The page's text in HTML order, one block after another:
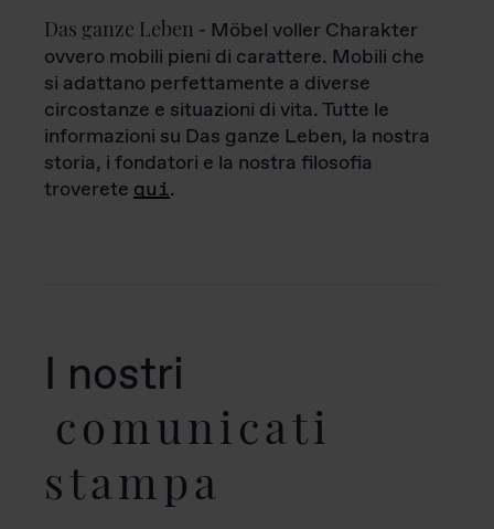
Das ganze Leben - Möbel voller Charakter
ovvero mobili pieni di carattere. Mobili che
si adattano perfettamente a diverse
circostanze e situazioni di vita. Tutte le
informazioni su Das ganze Leben, la nostra
storia, i fondatori e la nostra filosofia
troverete qui.
I nostri
comunicati
stampa